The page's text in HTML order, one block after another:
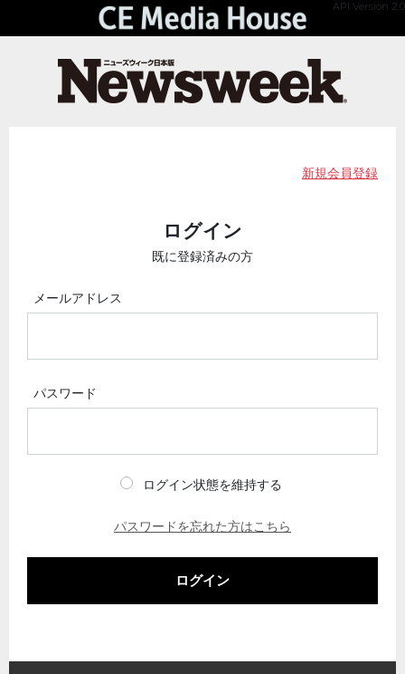
API Version 2.0
新規会員登録
ログイン
既に登録済みの方
メールアドレス
パスワード
ログイン状態を維持する
パスワードを忘れた方はこちら
ログイン